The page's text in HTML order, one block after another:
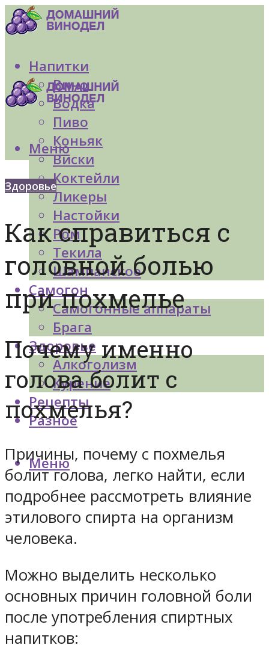
Напитки
Вино
Водка
Пиво
Коньяк
Виски
Коктейли
Ликеры
Настойки
Ром
Текила
Шампанское
Самогон
Самогонные аппараты
Брага
Здоровье
Алкоголизм
Курение
Рецепты
Разное
Меню
Меню
Здоровье
Как справиться с
головной болью
при похмелье
Почему именно
голова болит с
похмелья?
Причины, почему с похмелья
болит голова, легко найти, если
подробнее рассмотреть влияние
этилового спирта на организм
человека.
Можно выделить несколько
основных причин головной боли
после употребления спиртных
напитков: